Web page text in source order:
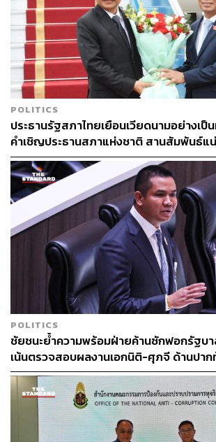
เวลา 09.05 น. นายชวน​ หลีกภัย​ สส.บัญชี​ร
สุรบถ​ หลีกภัย​ บุตรชาย​ อดีต สส.บัญชี​รายชื่
ถึง และเยี่ยมชมนิทรรศภาพวาด​ ‘ชาวประช
เส้น … ชวน​ หลีกภัย​ พร้อมให้สัมภาษณ์ ถึง
การประชุมวันนี้ว่า ไม่น่าจะมีปัญหาอะไร อ
อภิสิทธิ์ เวชชาชีวะ ได้กลับมา ส่วนคณะกร
แล้วแต่ท่านจะพิจารณา สำหรับภารกิจที่จะใ
สนับสนุนนั้น ก็คิดว่าคงจะไม่น่ามีปัญหาอะ
เวลา 09.20 น. เดชอิศม์ ขาวทอง สส.สงขล
การเลขาธิการพรรคประชาธิปัตย์ เดินทาง
ลงทะเบียน และทักทายสมาชิกพรรค ซึ่งได้
อภิสิทธิ์ด้วย
สำหรับการเลือกหัวหน้าพรรค และ กก.บห.
ข้อบังคับ ข้อ 30 ได้กำหนดคุณสมบัติว่าต้อง
20 ปี และเป็นสมาชิกพรรคติดต่อกันไม่น้อ
เลือกตั้ง เว้นแต่สมาชิกดังกล่าวมีคุณสมบั
ต่อไปนี้
1. เป็นหรือเคยเป็นกรรมการบริหารพรรค
2. เป็นหรือเคยเป็นคณะกรรมการสาขาพรรค
3. เป็นหรือเคยเป็นสมาชิกสภาผู้แทนราษฎ
4. เป็นหรือเคยเป็นรัฐมนตรีในนามพรรค
5. เป็นหรือเคยเป็นสมาชิกสภาท้องถิ่นหรือ
POLITICS
ประธานรัฐสภาไทยเยือนเวียดนามอย่างเป็
คำเชิญประธานสภาแห่งชาติ สานสัมพันธ์
POLITICS
ชัยชนะย้ำความพร้อมฝ่ายค้านซักฟอกรัฐบ
เน้นตรวจสอบผลงานเอกนิติ-ศุภจี ด้านปาก